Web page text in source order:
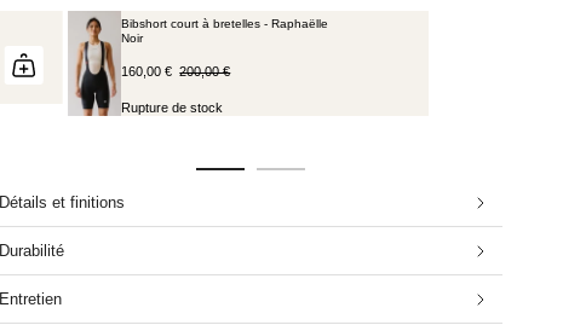
Bibshort court à bretelles - Raphaëlle
Noir
160,00 € 200,00 €
Rupture de stock
Détails et finitions
Durabilité
Entretien